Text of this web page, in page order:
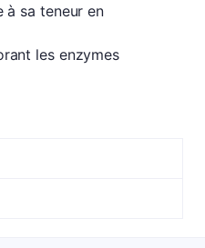
à sa teneur en
les enzymes